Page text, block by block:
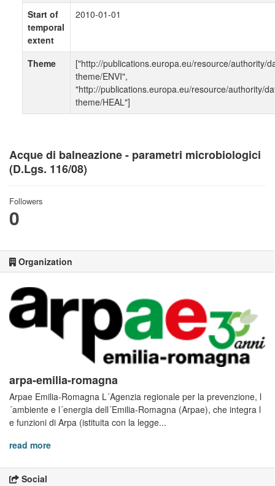
Acque di balneazione - parametri microbiologici
(D.Lgs. 116/08)
Followers
0
Organization
arpa-emilia-romagna
Arpae Emilia-Romagna L´Agenzia regionale per la prevenzione, l
´ambiente e l´energia dell´Emilia-Romagna (Arpae), che integra l
e funzioni di Arpa (istituita con la legge...
read more
Social
Start of
temporal
extent
2010-01-01
Theme
["http://publications.europa.eu/resource/authority/
theme/ENVI",
"http://publications.europa.eu/resource/authority/
theme/HEAL"]